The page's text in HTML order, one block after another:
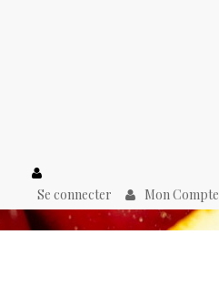
Se connecter Mon Compte